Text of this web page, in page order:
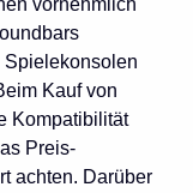
Spielekonsolen
Kauf von
Kompatibilität
Preis-
achten. Darüber